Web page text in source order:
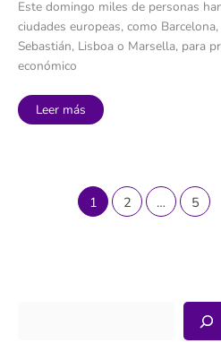
Este domingo miles de personas
ciudades europeas, como
Sebastián, Lisboa o Marsella, para
económico
15
ciudades
mientras
Canarias
Leer más
1 2 … 5